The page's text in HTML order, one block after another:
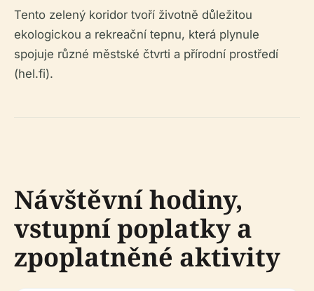
Tento zelený koridor tvoří životně důležitou
ekologickou a rekreační tepnu, která plynule
spojuje různé městské čtvrti a přírodní prostředí
(hel.fi).
Návštěvní hodiny,
vstupní poplatky a
zpoplatněné aktivity